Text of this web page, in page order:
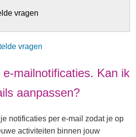
vragen
vragen
mailnotificaties. Kan ik
aanpassen?
notificaties per e-mail zodat je op
activiteiten binnen jouw